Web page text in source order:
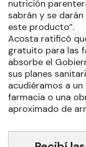
nutrición
sabrán y se
este producto”.
Acosta ratificó
gratuito para las
absorbe el
sus planes
acudiéramos a
farmacia o una
aproximado de